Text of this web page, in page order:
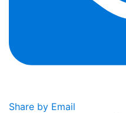
Share by Email